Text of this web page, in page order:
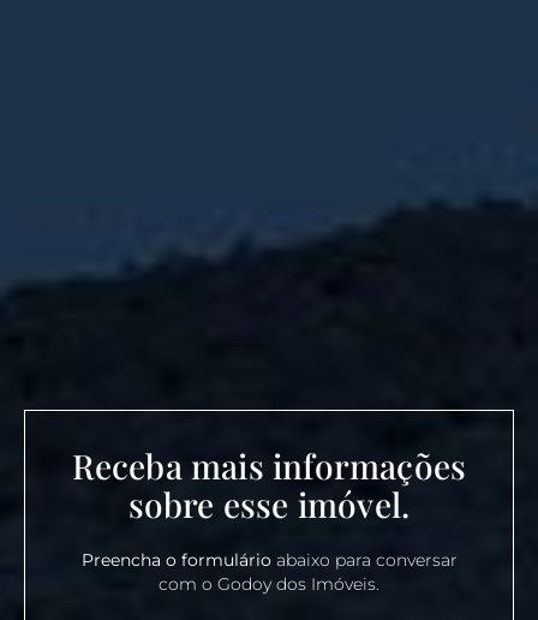
Receba mais informações
sobre esse imóvel.
Preencha o formulárioabaixo para conversar
com o Godoy dos Imóveis.